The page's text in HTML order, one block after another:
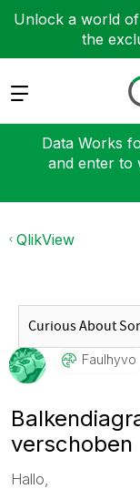
Unlock a world of
the
Expand
Data Works
and enter to
QlikView
Faulhyvo
verschoben
Hallo,